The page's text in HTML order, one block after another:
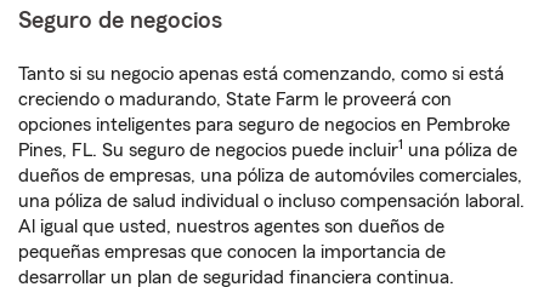
Seguro de negocios
Tanto si su negocio apenas está comenzando, como si está
creciendo o madurando, State Farm le proveerá con
opciones inteligentes para seguro de negocios en Pembroke
Pines, FL. Su seguro de negocios puede incluir1 una póliza de
dueños de empresas, una póliza de automóviles comerciales,
una póliza de salud individual o incluso compensación laboral.
Al igual que usted, nuestros agentes son dueños de
pequeñas empresas que conocen la importancia de
desarrollar un plan de seguridad financiera continua.